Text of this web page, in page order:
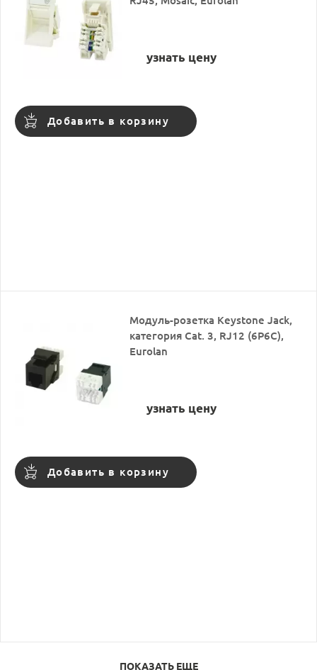
узнать цену
Добавить в корзину
Модуль-розетка Keystone Jack,
категория Cat. 3, RJ12 (6P6C),
Eurolan
узнать цену
Добавить в корзину
ПОКАЗАТЬ ЕЩЕ